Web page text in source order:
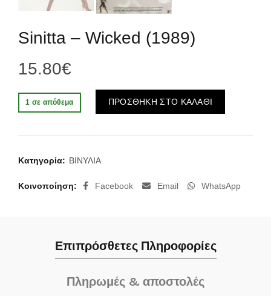
Sinitta ‎– Wicked (1989)
15.80€
1 σε απόθεμα ΠΡΟΣΘΗΚΗ ΣΤΟ ΚΑΛΑΘΙ
Κατηγορία: ΒΙΝΥΛΙΑ
Κοινοποίηση Facebook Email WhatsApp
Επιπρόσθετες Πληροφορίες
Πληρωμές & αποστολές